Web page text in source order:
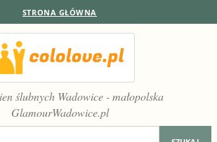
STRONA GŁÓWNA
ślubnych Wadowice - małopolska
GlamourWadowice.pl